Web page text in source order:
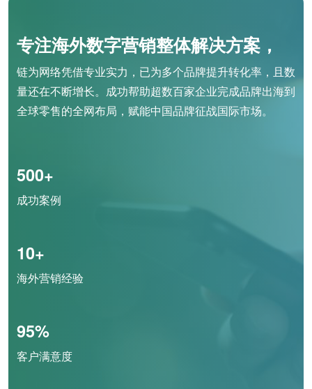
专注海外数字营销整体解决方案，
链为网络凭借专业实力，已为多个品牌提升转化率，且数
量还在不断增长。成功帮助超数百家企业完成品牌出海到
全球零售的全网布局，赋能中国品牌征战国际市场。
500+
成功案例
10+
海外营销经验
95%
客户满意度